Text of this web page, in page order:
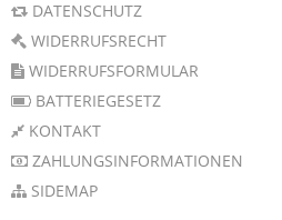
DATENSCHUTZ
WIDERRUFSRECHT
WIDERRUFSFORMULAR
BATTERIEGESETZ
KONTAKT
ZAHLUNGSINFORMATIONEN
SIDEMAP